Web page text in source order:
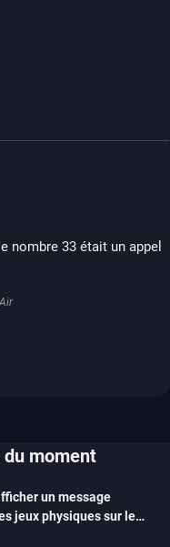
nombre 33 était un appel
moment
un message
jeux physiques sur le